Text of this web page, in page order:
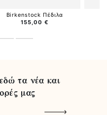
Birkenstock Πέδιλα
155,00 €
τα νέα και
μας